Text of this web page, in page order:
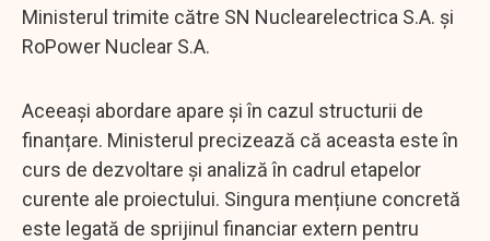
Ministerul trimite către SN Nuclearelectrica S.A. și
RoPower Nuclear S.A.
Aceeași abordare apare și în cazul structurii de
finanțare. Ministerul precizează că aceasta este în
curs de dezvoltare și analiză în cadrul etapelor
curente ale proiectului. Singura mențiune concretă
este legată de sprijinul financiar extern pentru